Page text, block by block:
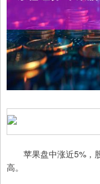
苹果盘中涨近5%，股
高。